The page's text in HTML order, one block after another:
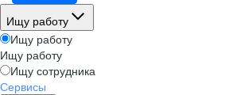
Ищу работу
Ищу работу
Ищу работу
Ищу сотрудника
Сервисы